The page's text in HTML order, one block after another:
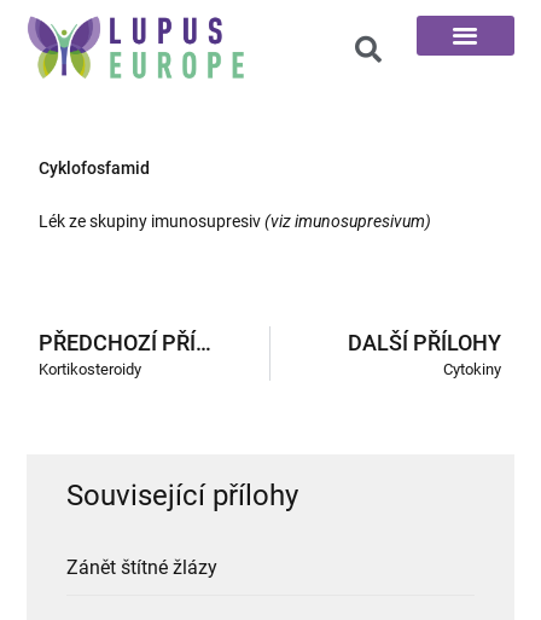
Cyklofosfamid
Lék ze skupiny imunosupresiv(viz imunosupresivum)
PŘEDCHOZÍ PŘÍLOHY
Kortikosteroidy
DALŠÍ PŘÍLOHY
Cytokiny
Související přílohy
Zánět štítné žlázy